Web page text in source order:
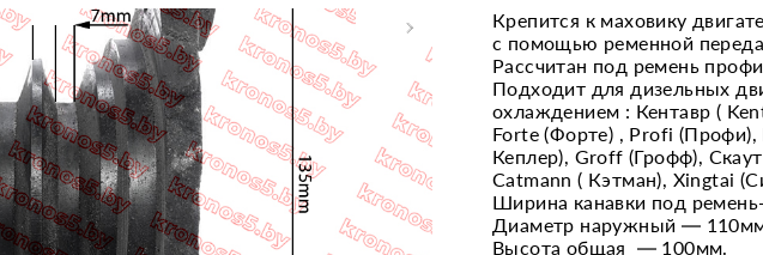
Прицепы
Запчасти
Подшипники,
Прочее
Шины,
Крепится к маховику
с помощью ременной
Рассчитан под ремень
Подходит для дизельных
охлаждением : Кентавр (
Forte (Форте) , Profi (Профи),
Кеплер), Groff (Грофф),
Catmann ( Кэтман), Xingtai
Ширина канавки под
Диаметр наружный —
Высота общая — 100мм.